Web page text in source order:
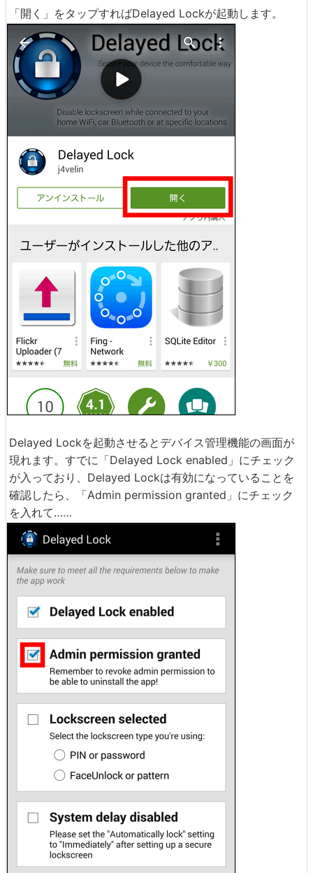
「開く」をタップすればDelayed Lockが起動します。
Delayed Lockを起動させるとデバイス管理機能の画面が
現れます。すでに「Delayed Lock enabled」にチェック
が入っており、Delayed Lockは有効になっていることを
確認したら、「Admin permission granted」にチェック
を入れて……